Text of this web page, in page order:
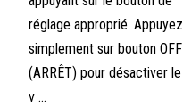
réglage approprié. Appuyez
simplement sur bouton OFF
(ARRÊT) pour désactiver le
v ...